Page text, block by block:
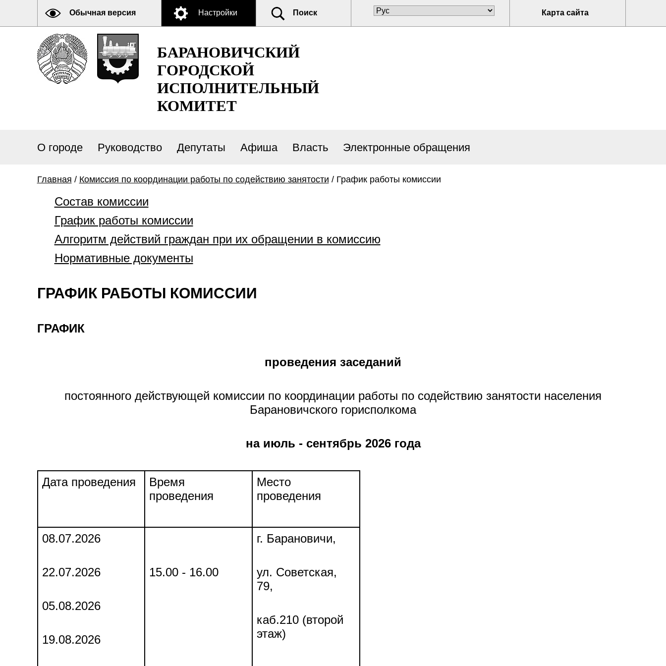
Обычная версия Настройки Поиск Карта сайта
БАРАНОВИЧСКИЙ
ГОРОДСКОЙ
ИСПОЛНИТЕЛЬНЫЙ
КОМИТЕТ
О городе Руководство Депутаты Афиша Власть Электронные обращения
Главная / Комиссия по координации работы по содействию занятости / График работы комиссии
Состав комиссии
График работы комиссии
Алгоритм действий граждан при их обращении в комиссию
Нормативные документы
ГРАФИК РАБОТЫ КОМИССИИ
ГРАФИК
проведения заседаний
постоянного действующей комиссии по координации работы по содействию занятости населения
Барановичского горисполкома
на июль - сентябрь 2026 года
Дата проведения
Время
проведения
Место
проведения
08.07.2026
22.07.2026
05.08.2026
19.08.2026
15.00 - 16.00
г. Барановичи,
ул. Советская,
79,
каб.210 (второй
этаж)